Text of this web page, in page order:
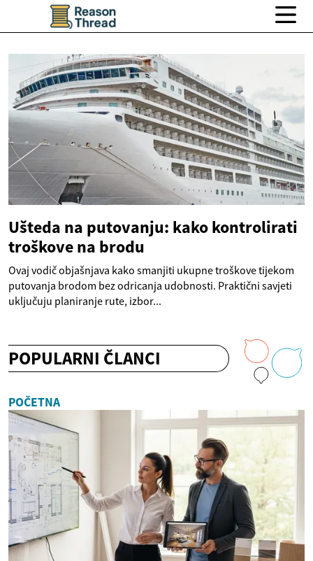
Ušteda na putovanju: kako kontrolirati
troškove na brodu
Ovaj vodič objašnjava kako smanjiti ukupne troškove tijekom
putovanja brodom bez odricanja udobnosti. Praktični savjeti
uključuju planiranje rute, izbor...
POPULARNI ČLANCI
POČETNA